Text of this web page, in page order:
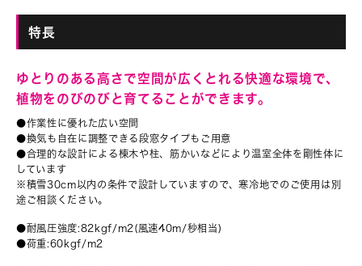
特長
ゆとりのある高さで空間が広くとれる快適な環境で、
植物をのびのびと育てることができます。
●作業性に優れた広い空間
●換気も自在に調整できる段窓タイプもご用意
●合理的な設計による棟木や柱、筋かいなどにより温室全体を剛性体に
しています
※積雪30cm以内の条件で設計していますので、寒冷地でのご使用は別
途ご相談ください。
●耐風圧強度:82kgf/m2(風速40m/秒相当)
●荷重:60kgf/m2